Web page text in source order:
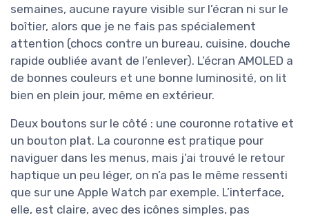
semaines, aucune rayure visible sur l’écran ni sur le
boîtier, alors que je ne fais pas spécialement
attention (chocs contre un bureau, cuisine, douche
rapide oubliée avant de l’enlever). L’écran AMOLED a
de bonnes couleurs et une bonne luminosité, on lit
bien en plein jour, même en extérieur.
Deux boutons sur le côté : une couronne rotative et
un bouton plat. La couronne est pratique pour
naviguer dans les menus, mais j’ai trouvé le retour
haptique un peu léger, on n’a pas le même ressenti
que sur une Apple Watch par exemple. L’interface,
elle, est claire, avec des icônes simples, pas